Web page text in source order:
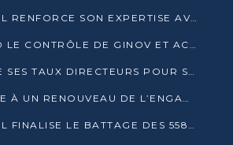
CONGO TERMINAL RENFORCE SON EXPERTISE AVEC NEUF NOUVEAUX FORMATEURS EN ENGINS PORTUAIRES
L’ARCHER PREND LE CONTRÔLE DE GINOV ET ACCÉLÈRE SON VIRAGE NUMÉRIQUE
LA BEAC ABAISSE SES TAUX DIRECTEURS POUR SOUTENIR LA CROISSANCE EN ZONE CEMAC
LE RUNR APPELLE À UN RENOUVEAU DE L’ENGAGEMENT MILITANT
CONGO TERMINAL FINALISE LE BATTAGE DES 558 PIEUX DU FUTUR QUAI DU MÔLE EST